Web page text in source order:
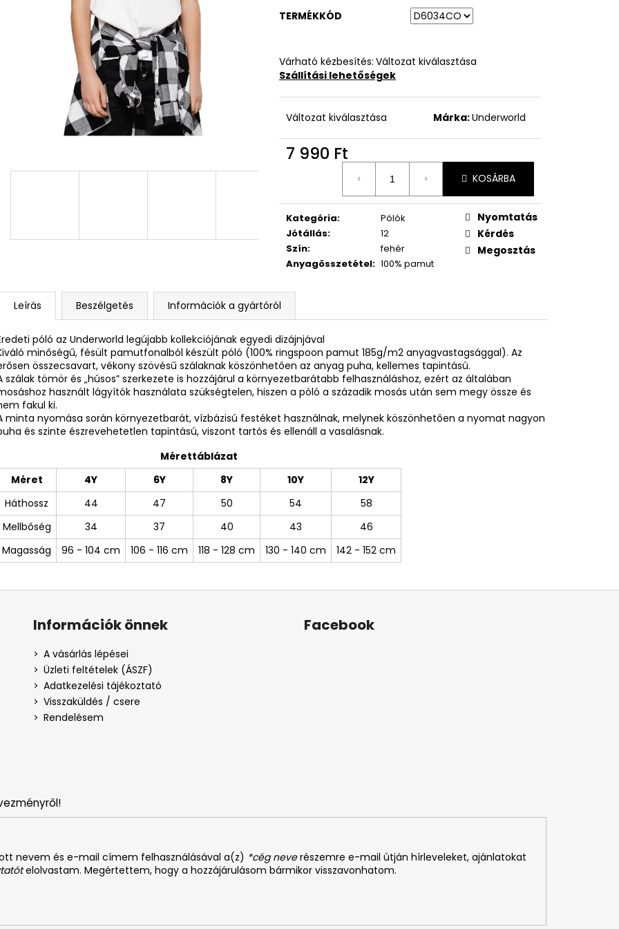
TERMÉKKÓD
Várható kézbesítés: Változat kiválasztása
Szállítási lehetőségek
Változat kiválasztása Márka:Underworld
7 990 Ft
KOSÁRBA
Kategória:
Pólók
Jótállás:
12
Szín:
fehér
Anyagösszetétel: 100% pamut
Nyomtatás
Kérdés
Megosztás
Leírás Beszélgetés Információk a gyártóról
póló az Underworld legújabb kollekciójának egyedi dizájnjával
minőségű, fésült pamutfonalból készült póló (100% ringspoon pamut 185g/m2 anyagvastagsággal). Az
összecsavart, vékony szövésű szálaknak köszönhetően az anyag puha, kellemes tapintású.
szálak tömör és „húsos” szerkezete is hozzájárul a környezetbarátabb felhasználáshoz, ezért az általában
használt lágyítók használata szükségtelen, hiszen a póló a századik mosás után sem megy össze és
fakul ki.
minta nyomása során környezetbarát, vízbázisú festéket használnak, melynek köszönhetően a nyomat nagyon
és szinte észrevehetetlen tapintású, viszont tartós és ellenáll a vasalásnak.
Mérettáblázat
Méret
4Y 6Y 8Y 10Y
12Y
Háthossz
44 47 50 54
58
Mellbőség
34 37 40 43
46
Magasság
96 - 104 cm 106 - 116 cm 118 - 128 cm 130 - 140 cm 142 - 152 cm
nevem és e-mail címem felhasználásával a(z) *cég neverészemre e-mail útján hírleveleket, ajánlatokat
elolvastam. Megértettem, hogy a hozzájárulásom bármikor visszavonhatom.
Információk önnek
A vásárlás lépései
Üzleti feltételek (ÁSZF)
Adatkezelési tájékoztató
Visszaküldés / csere
Rendelésem
Facebook